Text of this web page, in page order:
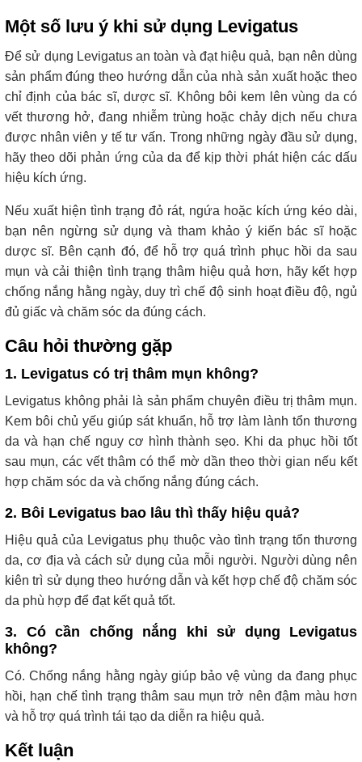
Một số lưu ý khi sử dụng Levigatus
Để sử dụng Levigatus an toàn và đạt hiệu quả, bạn nên dùng
sản phẩm đúng theo hướng dẫn của nhà sản xuất hoặc theo
chỉ định của bác sĩ, dược sĩ. Không bôi kem lên vùng da có
vết thương hở, đang nhiễm trùng hoặc chảy dịch nếu chưa
được nhân viên y tế tư vấn. Trong những ngày đầu sử dụng,
hãy theo dõi phản ứng của da để kịp thời phát hiện các dấu
hiệu kích ứng.
Nếu xuất hiện tình trạng đỏ rát, ngứa hoặc kích ứng kéo dài,
bạn nên ngừng sử dụng và tham khảo ý kiến bác sĩ hoặc
dược sĩ. Bên cạnh đó, để hỗ trợ quá trình phục hồi da sau
mụn và cải thiện tình trạng thâm hiệu quả hơn, hãy kết hợp
chống nắng hằng ngày, duy trì chế độ sinh hoạt điều độ, ngủ
đủ giấc và chăm sóc da đúng cách.
Câu hỏi thường gặp
1. Levigatus có trị thâm mụn không?
Levigatus không phải là sản phẩm chuyên điều trị thâm mụn.
Kem bôi chủ yếu giúp sát khuẩn, hỗ trợ làm lành tổn thương
da và hạn chế nguy cơ hình thành sẹo. Khi da phục hồi tốt
sau mụn, các vết thâm có thể mờ dần theo thời gian nếu kết
hợp chăm sóc da và chống nắng đúng cách.
2. Bôi Levigatus bao lâu thì thấy hiệu quả?
Hiệu quả của Levigatus phụ thuộc vào tình trạng tổn thương
da, cơ địa và cách sử dụng của mỗi người. Người dùng nên
kiên trì sử dụng theo hướng dẫn và kết hợp chế độ chăm sóc
da phù hợp để đạt kết quả tốt.
3. Có cần chống nắng khi sử dụng Levigatus
không?
Có. Chống nắng hằng ngày giúp bảo vệ vùng da đang phục
hồi, hạn chế tình trạng thâm sau mụn trở nên đậm màu hơn
và hỗ trợ quá trình tái tạo da diễn ra hiệu quả.
Kết luận